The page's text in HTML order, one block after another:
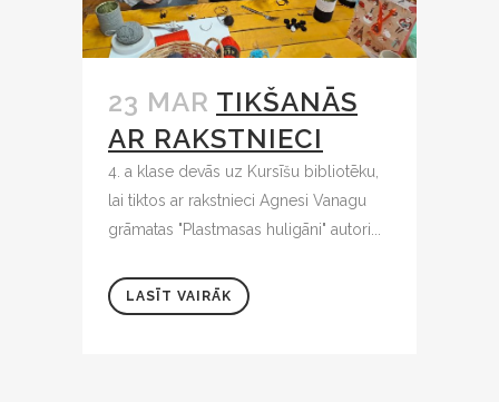
23 MAR TIKŠANĀS
AR RAKSTNIECI
4. a klase devās uz Kursīšu bibliotēku,
lai tiktos ar rakstnieci Agnesi Vanagu
grāmatas "Plastmasas huligāni" autori...
LASĪT VAIRĀK